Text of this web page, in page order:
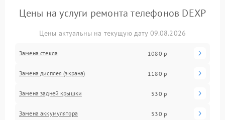
Цены на услуги ремонта телефонов DEXP
Цены актуальны на текущую дату 09.08.2026
Замена стекла 1080 р
Замена дисплея (экрана) 1180 р
Замена задней крышки 530 р
Замена аккумулятора 530 р